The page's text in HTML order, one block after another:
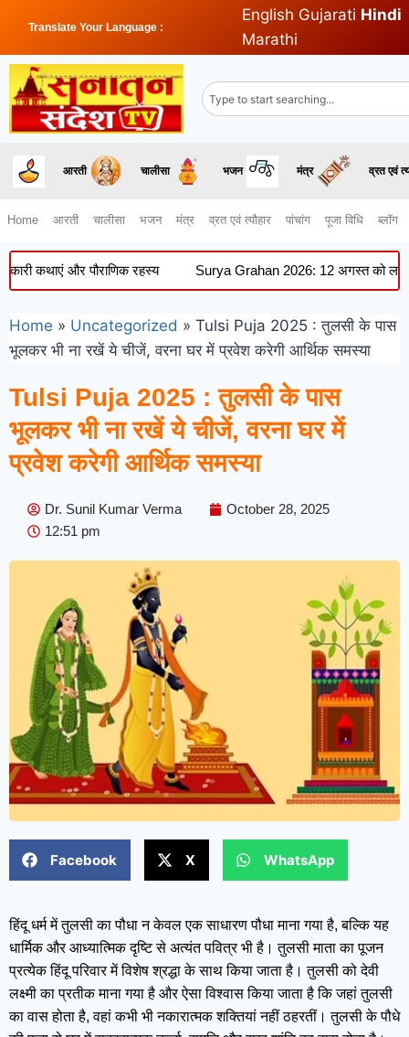
Translate Your Language :
English Gujarati Hindi
Marathi
आरती चालीसा भजन मंत्र व्रत एवं
Home आरती चालीसा भजन मंत्र व्रत एवं त्यौहार पांचांग पूजा विधि ब्लॉग
और पौराणिक रहस्य Surya Grahan 2026: 12 अगस्त को लगेगा पूर्ण
Home » Uncategorized » Tulsi Puja 2025 : तुलसी के पास
भूलकर भी ना रखें ये चीजें, वरना घर में प्रवेश करेगी आर्थिक समस्या
Tulsi Puja 2025 : तुलसी के पास
भूलकर भी ना रखें ये चीजें, वरना घर में
प्रवेश करेगी आर्थिक समस्या
Dr. Sunil Kumar Verma
October 28, 2025
12:51 pm
Facebook X WhatsApp
हिंदू धर्म में तुलसी का पौधा न केवल एक साधारण पौधा माना गया है, बल्कि यह
धार्मिक और आध्यात्मिक दृष्टि से अत्यंत पवित्र भी है। तुलसी माता का पूजन
प्रत्येक हिंदू परिवार में विशेष श्रद्धा के साथ किया जाता है। तुलसी को देवी
लक्ष्मी का प्रतीक माना गया है और ऐसा विश्वास किया जाता है कि जहां तुलसी
का वास होता है, वहां कभी भी नकारात्मक शक्तियां नहीं ठहरतीं। तुलसी के पौधे